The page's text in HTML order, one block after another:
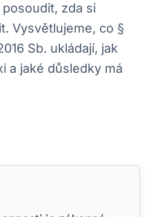
zda si
Vysvětlujeme, co §
Sb. ukládají, jak
a jaké důsledky má